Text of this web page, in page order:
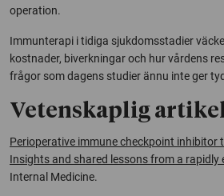
operation.
Immunterapi i tidiga sjukdomsstadier
kostnader, biverkningar och hur vårdens
frågor som dagens studier ännu inte ger
Vetenskaplig
Perioperative immune checkpoint inhibitor
Insights and shared lessons from a rapidly
Internal Medicine.